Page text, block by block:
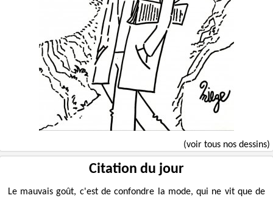
(voir tous nos dessins)
Citation du jour
Le mauvais goût, c'est de confondre la mode, qui ne vit que de